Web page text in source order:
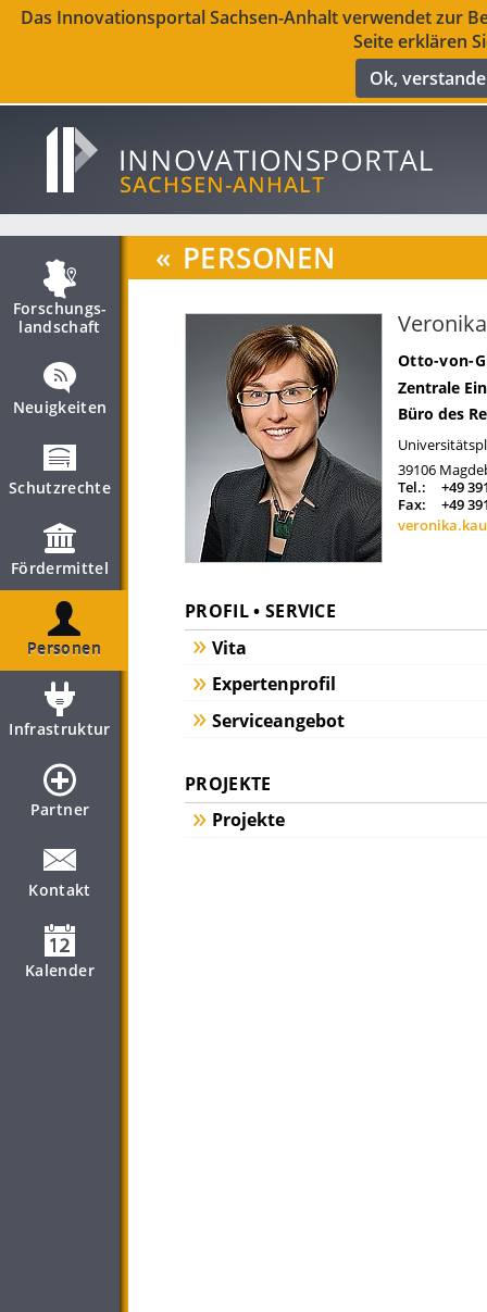
Das Innovationsportal Sachsen-Anhalt verwendet zur
Seite erklären
Ok,
Forschungs­
landschaft
Neuigkeiten
Schutzrechte
Fördermittel
Personen
Infrastruktur
Partner
Kontakt
Kalender
« PERSONEN
Otto-von-
Zentrale
Büro des
39106
Tel.:
+49
Fax:
+49
PROFIL • SERVICE
Vita
Expertenprofil
Serviceangebot
PROJEKTE
Projekte